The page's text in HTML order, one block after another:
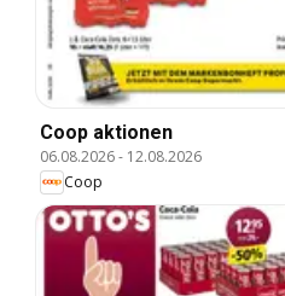
Coop aktionen
06.08.2026- 12.08.2026
Coop